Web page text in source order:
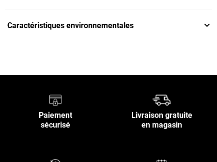
Caractéristiques environnementales
Paiement
sécurisé
Livraison gratuite
en magasin